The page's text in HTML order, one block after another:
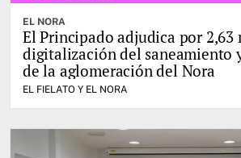
EL NORA
El Principado adjudica por 2,63
digitalización del saneamiento
de la aglomeración del Nora
EL FIELATO Y EL NORA